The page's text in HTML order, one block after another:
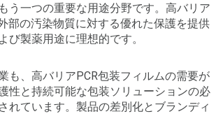
う一つの重要な用途分野です。高バリア
部の汚染物質に対する優れた保護を提供
び製薬用途に理想的です。
も、高バリアPCR包装フィルムの需要が
性と持続可能な包装ソリューションの必
れています。製品の差別化とブランディ